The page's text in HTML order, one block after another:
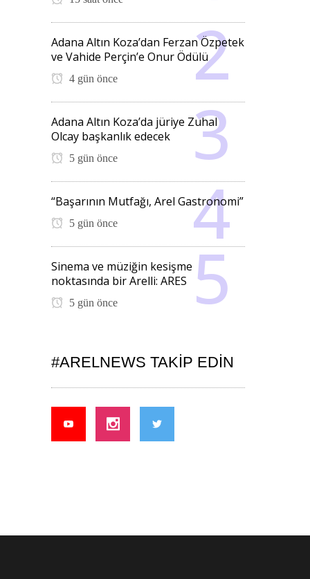
Adana Altın Koza’dan Ferzan Özpetek
ve Vahide Perçin’e Onur Ödülü
4 gün önce
Adana Altın Koza’da jüriye Zuhal
Olcay başkanlık edecek
5 gün önce
“Başarının Mutfağı, Arel Gastronomi”
5 gün önce
Sinema ve müziğin kesişme
noktasında bir Arelli: ARES
5 gün önce
#ARELNEWS TAKIP EDIN